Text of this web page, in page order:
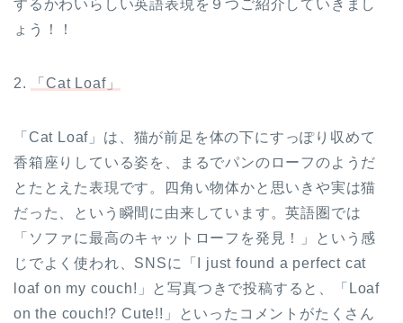
するかわいらしい英語表現を９つご紹介していきまし
ょう！！
2. 「Cat Loaf」
「Cat Loaf」は、猫が前足を体の下にすっぽり収めて
香箱座りしている姿を、まるでパンのローフのようだ
とたとえた表現です。四角い物体かと思いきや実は猫
だった、という瞬間に由来しています。英語圏では
「ソファに最高のキャットローフを発見！」という感
じでよく使われ、SNSに「I just found a perfect cat
loaf on my couch!」と写真つきで投稿すると、「Loaf
on the couch!? Cute!!」といったコメントがたくさん